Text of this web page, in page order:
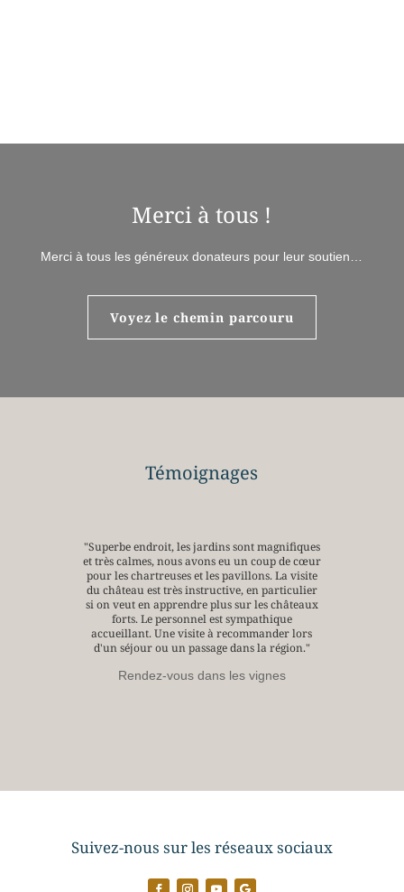
Merci à tous !
Merci à tous les généreux donateurs pour leur soutien…
Voyez le chemin parcouru
Témoignages
"Superbe endroit, les jardins sont magnifiques
et très calmes, nous avons eu un coup de cœur
pour les chartreuses et les pavillons. La visite
du château est très instructive, en particulier
si on veut en apprendre plus sur les châteaux
forts. Le personnel est sympathique
accueillant. Une visite à recommander lors
d'un séjour ou un passage dans la région."
Rendez-vous dans les vignes
Suivez-nous sur les réseaux sociaux